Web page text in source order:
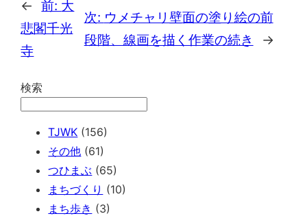
← 前: 大
悲閣千光
寺
次: ウメチャリ壁面の塗り絵の前
段階、線画を描く作業の続き
→
検索
TJWK (156)
その他 (61)
つひまぶ (65)
まちづくり (10)
まち歩き (3)